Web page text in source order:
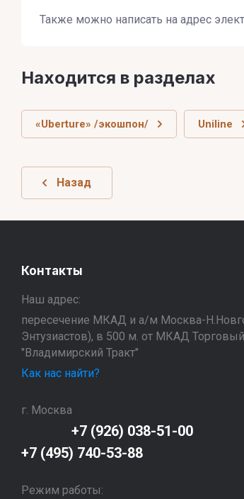
Также можно написать на адрес
Находится в разделах
«Uberture» /экошпон/ Uniline
Назад
Контакты
Наш адрес:
пересечение МКАД и а/м Москва-
Энтузиастов), в 500 м. от МКАД
"Владимирский Тракт"
Как нас найти?
г. Москва
+7 (926) 038-51-00
+7 (495) 740-53-88
Режим работы: